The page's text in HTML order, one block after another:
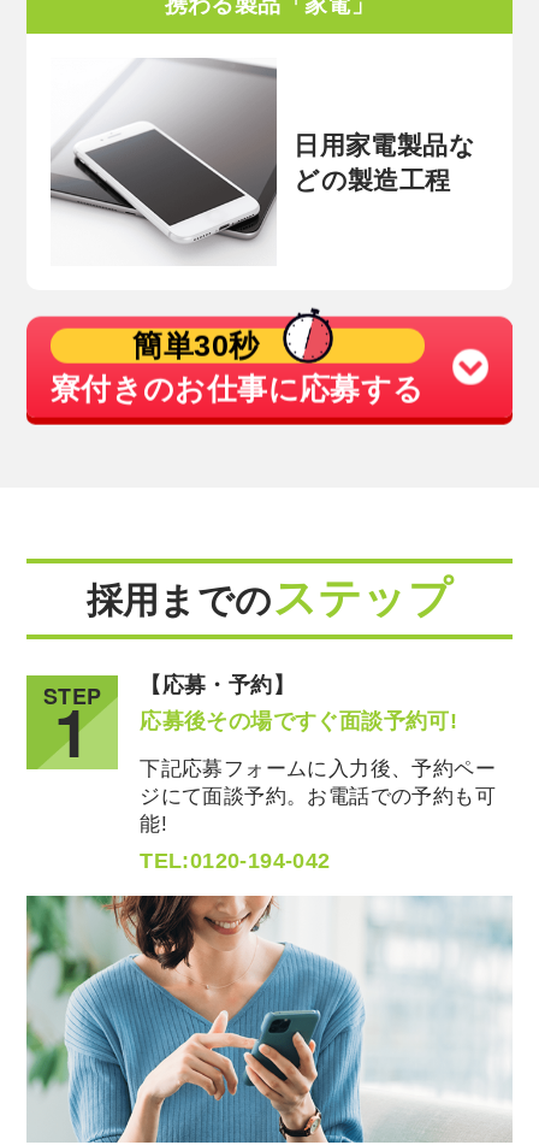
日用家電製品な
どの製造工程
簡単30秒
寮付きのお仕事に応募する
採用までのステップ
STEP
1
【応募・予約】
応募後その場ですぐ面談予約可!
下記応募フォームに入力後、予約ペー
ジにて面談予約。お電話での予約も可
能!
TEL:0120-194-042